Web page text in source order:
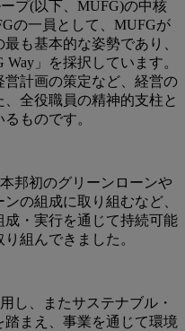
プ(以下、MUFG)の中核
の一員として、MUFGが
も基本的な姿勢であり、
」を採択しています。
営計画の策定など、経営の
全役職員の精神的支柱と
ものです。
邦初のグリーンローンや
の組成に取り組むなど、
・実行を通じて持続可能
組んできました。
し、またサステナブル・
まえ、事業を通じて環境